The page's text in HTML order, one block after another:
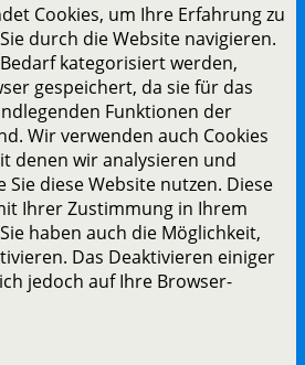
Cookies, um Ihre Erfahrung zu
durch die Website navigieren.
kategorisiert werden,
gespeichert, da sie für das
Funktionen der
Wir verwenden auch Cookies
denen wir analysieren und
diese Website nutzen. Diese
Ihrer Zustimmung in Ihrem
haben auch die Möglichkeit,
Das Deaktivieren einiger
jedoch auf Ihre Browser-